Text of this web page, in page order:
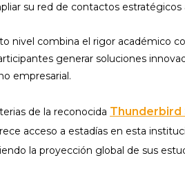
su red de contactos estratégicos
nivel combina el rigor académico
generar soluciones
empresarial.
de la reconocida Thunderbird
acceso a estadías en esta
la proyección global de sus